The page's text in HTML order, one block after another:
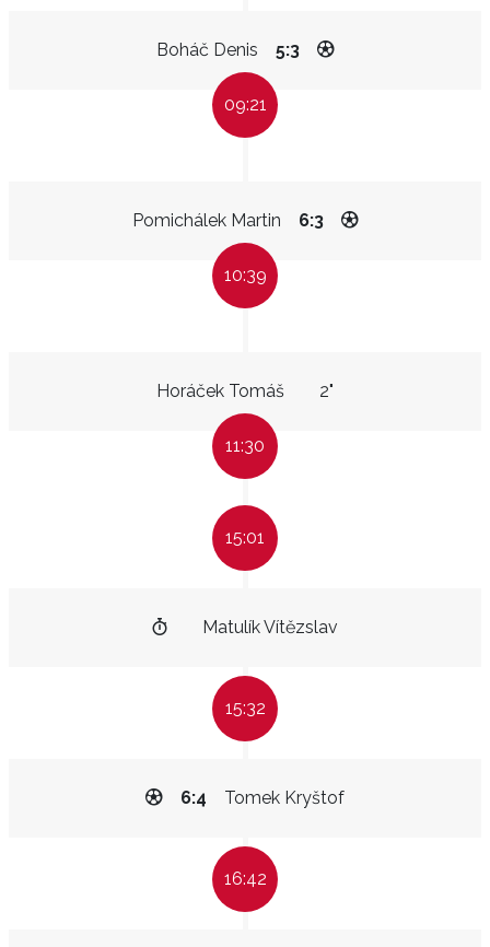
Boháč Denis 5:3
09:21
Pomichálek Martin 6:3
10:39
Horáček Tomáš 2"
11:30
15:01
Matulík Vítězslav
15:32
Tomek Kryštof
6:4
16:42